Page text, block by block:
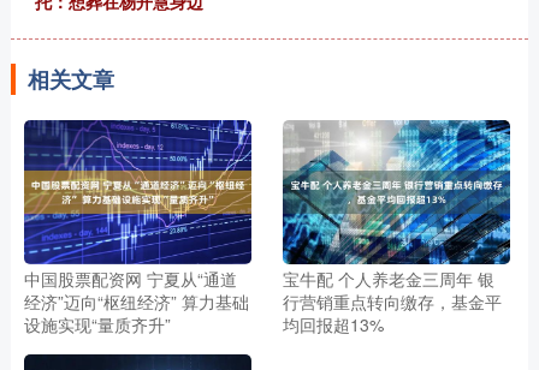
相关文章
中国股票配资网 宁夏从“通道
经济”迈向“枢纽经济” 算力基础
设施实现“量质齐升”
宝牛配 个人养老金三周年 银
行营销重点转向缴存，基金平
均回报超13%